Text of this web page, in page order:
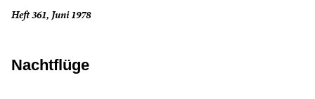
Heft 361, Juni 1978
Nachtflüge